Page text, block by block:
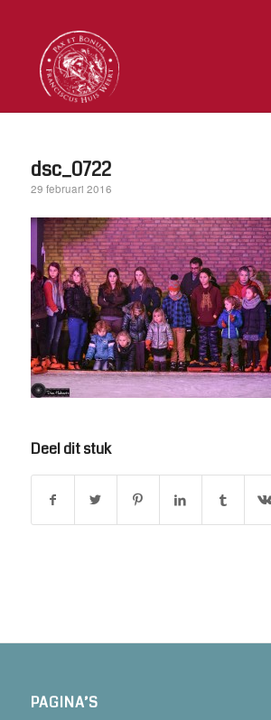
dsc_0722
29 februari 2016
Deel dit stuk
PAGINA’S